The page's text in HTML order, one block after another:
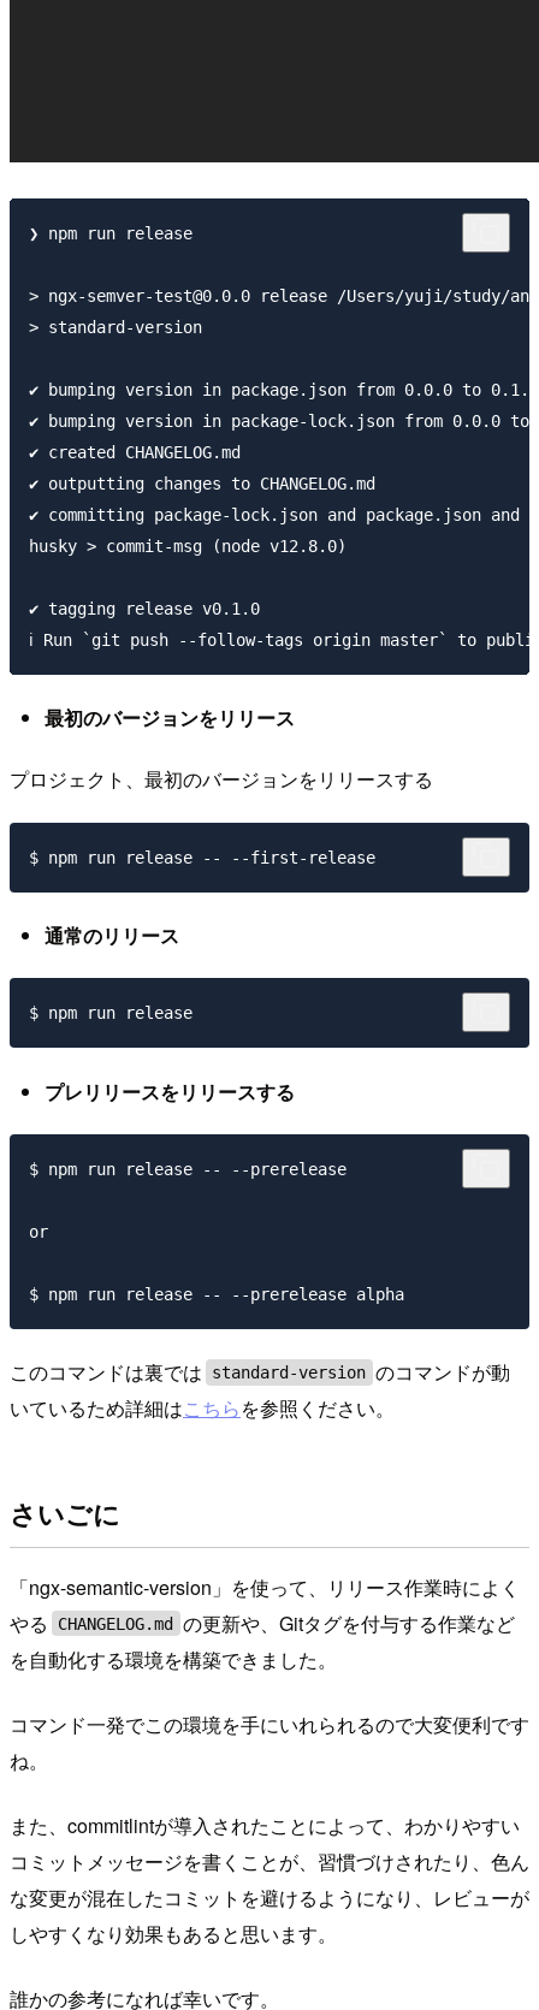
❯ npm run release
> ngx-semver-test@0.0.0 release /Users/yuji/study/
> standard-version
✔ bumping version in package.json from 0.0.0 to 0.1.0
✔ bumping version in package-lock.json from 0.0.0 to
✔ created CHANGELOG.md
✔ outputting changes to CHANGELOG.md
✔ committing package-lock.json and package.json and
husky > commit-msg (node v12.8.0)
✔ tagging release v0.1.0
最初のバージョンをリリース
プロジェクト、最初のバージョンをリリースする
通常のリリース
プレリリースをリリースする
$ npm run release -- --prerelease
or
このコマンドは裏では standard-version のコマンドが動
いているため詳細はこちらを参照ください。
さいごに
「ngx-semantic-version」を使って、リリース作業時によく
やる
CHANGELOG.md
の更新や、Gitタグを付与する作業など
を自動化する環境を構築できました。
コマンド一発でこの環境を手にいれられるので大変便利です
ね。
また、commitlintが導入されたことによって、わかりやすい
コミットメッセージを書くことが、習慣づけされたり、色ん
な変更が混在したコミットを避けるようになり、レビューが
しやすくなり効果もあると思います。
誰かの参考になれば幸いです。